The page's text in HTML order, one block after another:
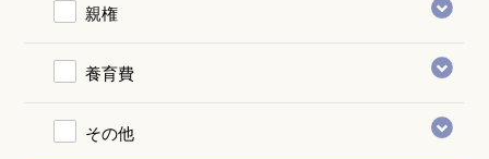
親権
養育費
その他